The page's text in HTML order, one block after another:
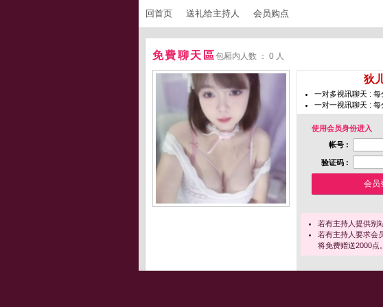
回首页 送礼给主持人 会员购点
免費聊天區包厢内人数 ： 0 人
狄
一对多视讯聊天 : 每
一对一视讯聊天 : 每
使用会员身份进入
帐号 :
验证码 :
若有主持人提供别
若有主持人要求会
将免费赠送2000点。